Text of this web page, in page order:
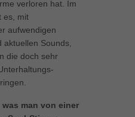
verloren hat. Im
es, mit
aufwendigen
Sounds,
die doch sehr
man von einer
und so nur bestimmte
Speichern